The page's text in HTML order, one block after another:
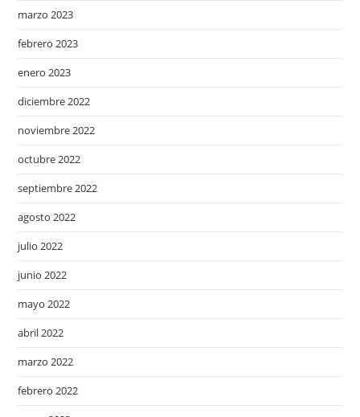
marzo 2023
febrero 2023
enero 2023
diciembre 2022
noviembre 2022
octubre 2022
septiembre 2022
agosto 2022
julio 2022
junio 2022
mayo 2022
abril 2022
marzo 2022
febrero 2022